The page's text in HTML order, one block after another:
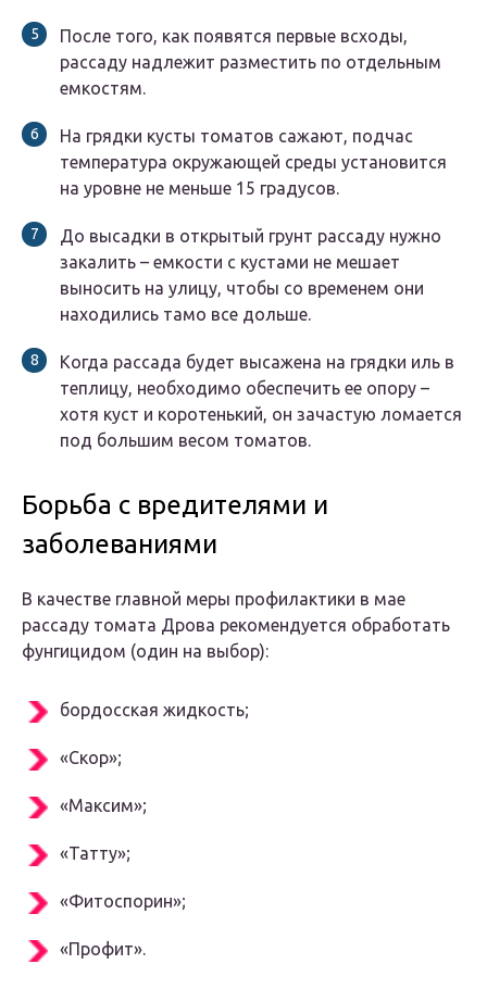
После того, как появятся первые всходы,
рассаду надлежит разместить по отдельным
емкостям.
На грядки кусты томатов сажают, подчас
температура окружающей среды установится
на уровне не меньше 15 градусов.
До высадки в открытый грунт рассаду нужно
закалить – емкости с кустами не мешает
выносить на улицу, чтобы со временем они
находились тамо все дольше.
Когда рассада будет высажена на грядки иль в
теплицу, необходимо обеспечить ее опору –
хотя куст и коротенький, он зачастую ломается
под большим весом томатов.
Борьба с вредителями и
заболеваниями
В качестве главной меры профилактики в мае
рассаду томата Дрова рекомендуется обработать
фунгицидом (один на выбор):
бордосская жидкость;
«Скор»;
«Максим»;
«Татту»;
«Фитоспорин»;
«Профит».